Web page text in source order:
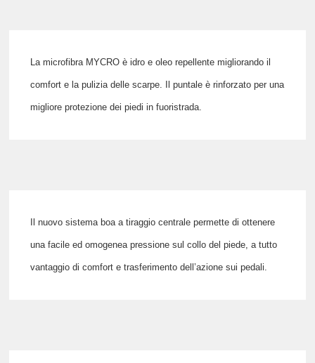
La microfibra MYCROèidro e oleo repellente migliorando il
comfort e la pulizia delle scarpe. Ilpuntale è rinforzato per una
migliore protezione dei piedi in fuoristrada.
Il nuovo sistemaboa a tiraggio centrale permette di ottenere
una facile ed omogenea pressione sul collo del piede, a tutto
vantaggio di comfort e trasferimento dell’azione sui pedali.